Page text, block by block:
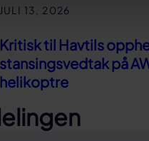
JULI 13, 2026
Kritisk til Havtils
stansingsvedtak på
helikoptre